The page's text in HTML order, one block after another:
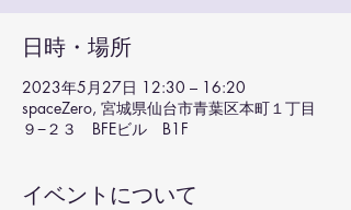
日時・場所
2023年5月27日 12:30 – 16:20
spaceZero, 宮城県仙台市青葉区本町１丁目
９−２３ BFEビル B1F
イベントについて